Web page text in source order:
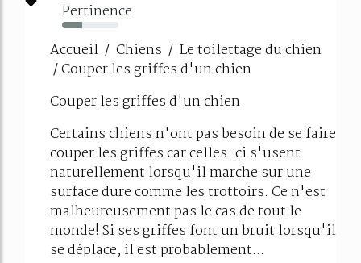
Pertinence
35%
Accueil / Chiens / Le toilettage du chien
/ Couper les griffes d'un chien
Couper les griffes d'un chien
Certains chiens n'ont pas besoin de se faire
couper les griffes car celles-ci s'usent
naturellement lorsqu'il marche sur une
surface dure comme les trottoirs. Ce n'est
malheureusement pas le cas de tout le
monde! Si ses griffes font un bruit lorsqu'il
se déplace, il est probablement...